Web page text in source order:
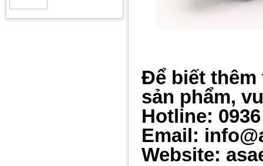
Để biết thêm
sản phẩm,
Hotline:
Email:
Website: